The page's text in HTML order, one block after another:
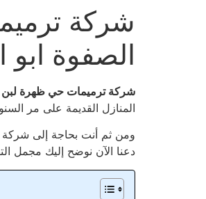
الصفوة ابو
شركة ترميمات حي ظهرة لبن
المنازل القديمة على مر
ومن ثم أنت بحاجة إلى
دعنا الآن نوضح إليك مجمل